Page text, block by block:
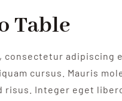
Table
consectetur adipiscing
cursus. Mauris
risus. Integer eget